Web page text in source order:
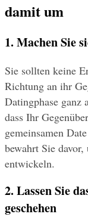
damit um
1. Machen Sie
Sie sollten keine
Richtung an ihr
Datingphase ganz
dass Ihr
gemeinsamen
bewahrt Sie
entwickeln.
2. Lassen Sie
geschehen